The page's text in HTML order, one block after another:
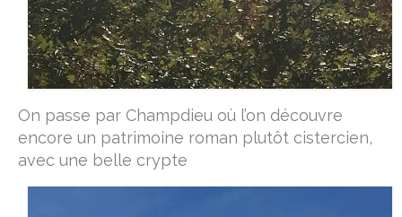
On passe par Champdieu où l’on découvre
encore un patrimoine roman plutôt cistercien,
avec une belle crypte